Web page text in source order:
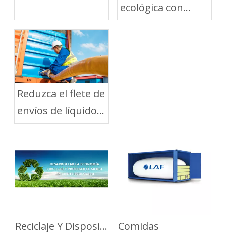
ecológica con
soluciones de
Reduzca el flete de
envíos de líquidos
a granel con LAF
Reciclaje Y Disposición Comidas